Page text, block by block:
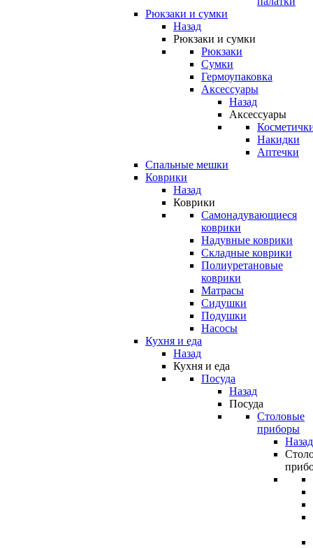
Рюкзаки и сумки
Назад
Рюкзаки и сумки
Рюкзаки
Сумки
Гермоупаковка
Аксессуары
Назад
Аксессуары
Накидки
Аптечки
Спальные мешки
Коврики
Назад
Коврики
Самонадувающиеся
коврики
Надувные коврики
Складные коврики
Полиуретановые
коврики
Матрасы
Сидушки
Подушки
Насосы
Кухня и еда
Назад
Кухня и еда
Посуда
Назад
Посуда
Столовые
приборы
Назад